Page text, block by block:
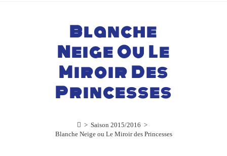
Blanche
Neige Ou Le
Miroir Des
Princesses
> Saison 2015/2016 >
Blanche Neige ou Le Miroir des Princesses